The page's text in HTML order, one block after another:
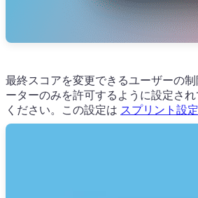
最終スコアを変更できるユーザーの
ーターのみを許可するように設定さ
ください。この設定は スプリント設定